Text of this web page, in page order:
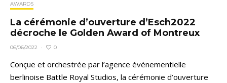
AWARDS
La cérémonie d’ouverture d’Esch2022
décroche le Golden Award of Montreux
06/06/2022 · 0
Conçue et orchestrée par l’agence événementielle
berlinoise Battle Royal Studios, la cérémonie d’ouverture